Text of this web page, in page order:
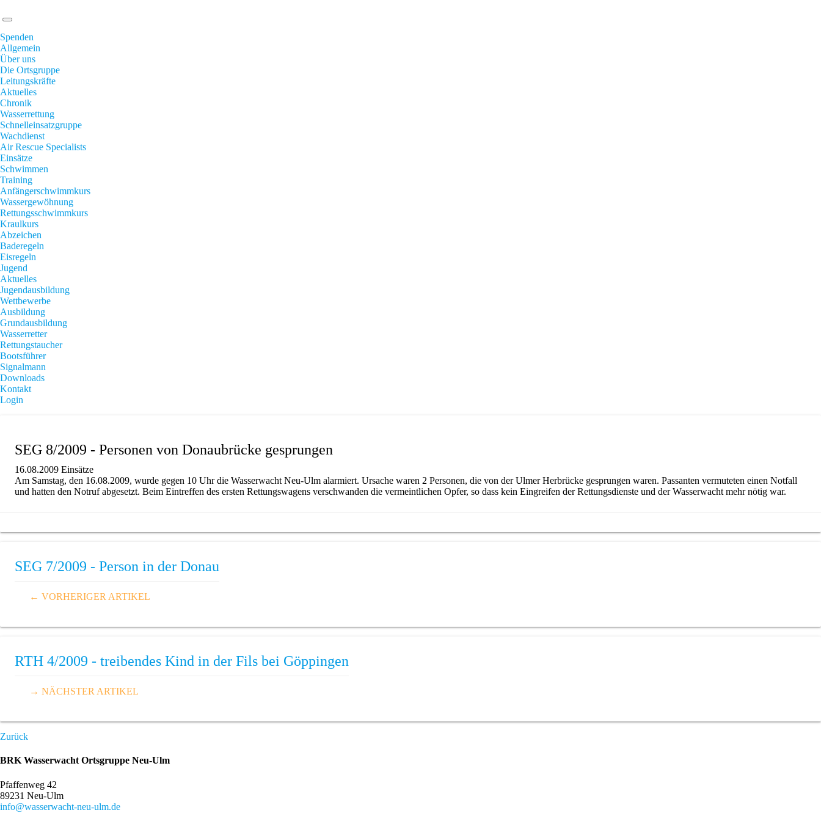
Spenden
Allgemein
Über uns
Die Ortsgruppe
Leitungskräfte
Aktuelles
Chronik
Wasserrettung
Schnelleinsatzgruppe
Wachdienst
Air Rescue Specialists
Einsätze
Schwimmen
Training
Anfängerschwimmkurs
Wassergewöhnung
Rettungsschwimmkurs
Kraulkurs
Abzeichen
Baderegeln
Eisregeln
Jugend
Aktuelles
Jugendausbildung
Wettbewerbe
Ausbildung
Grundausbildung
Wasserretter
Rettungstaucher
Bootsführer
Signalmann
Downloads
Kontakt
Login
SEG 8/2009 - Personen von Donaubrücke gesprungen
16.08.2009 Einsätze
Am Samstag, den 16.08.2009, wurde gegen 10 Uhr die Wasserwacht Neu-Ulm alarmiert. Ursache waren 2 Personen, die von der Ulmer Herbrücke gesprungen waren. Passanten vermuteten einen Notfall
und hatten den Notruf abgesetzt. Beim Eintreffen des ersten Rettungswagens verschwanden die vermeintlichen Opfer, so dass kein Eingreifen der Rettungsdienste und der Wasserwacht mehr nötig war.
SEG 7/2009 - Person in der Donau
← VORHERIGER ARTIKEL
RTH 4/2009 - treibendes Kind in der Fils bei Göppingen
→ NÄCHSTER ARTIKEL
Zurück
BRK Wasserwacht Ortsgruppe Neu-Ulm
Pfaffenweg 42
89231 Neu-Ulm
info@wasserwacht-neu-ulm.de